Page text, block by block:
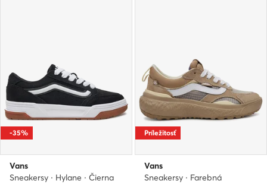
-35%
Vans
Sneakersy · Hylane · Čierna
Príležitosť
Vans
Sneakersy · Farebná